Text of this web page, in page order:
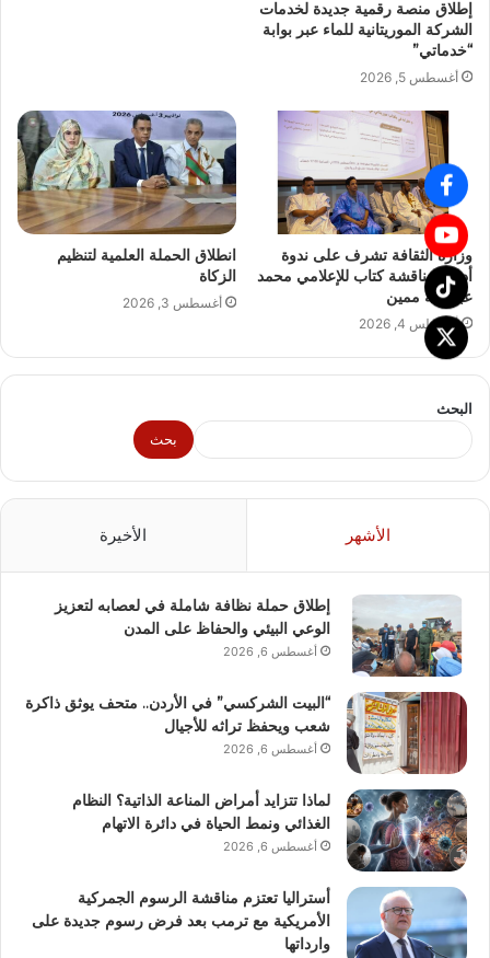
إطلاق منصة رقمية جديدة لخدمات
الشركة الموريتانية للماء عبر بوابة
“خدماتي”
أغسطس 5, 2026
وزارة الثقافة تشرف على ندوة
أدبية لمناقشة كتاب للإعلامي محمد
عبد الله ممين
أغسطس 4, 2026
انطلاق الحملة العلمية لتنظيم
الزكاة
أغسطس 3, 2026
البحث
بحث
الأشهر الأخيرة
إطلاق حملة نظافة شاملة في لعصابه لتعزيز
الوعي البيئي والحفاظ على المدن
أغسطس 6, 2026
“البيت الشركسي” في الأردن.. متحف يوثق ذاكرة
شعب ويحفظ تراثه للأجيال
أغسطس 6, 2026
لماذا تتزايد أمراض المناعة الذاتية؟ النظام
الغذائي ونمط الحياة في دائرة الاتهام
أغسطس 6, 2026
أستراليا تعتزم مناقشة الرسوم الجمركية
الأمريكية مع ترمب بعد فرض رسوم جديدة على
وارداتها